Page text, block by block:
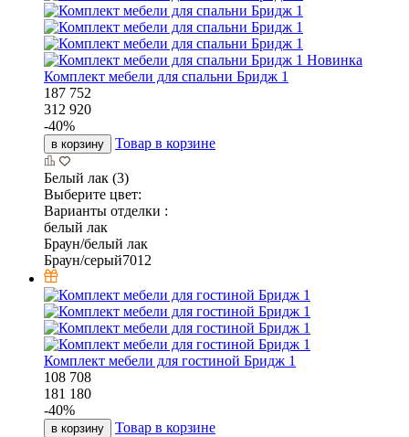
Новинка
Комплект мебели для спальни Бридж 1
187 752
312 920
-40%
в корзину Товар в корзине
Белый лак (3)
Выберите цвет:
Варианты отделки :
белый лак
Браун/белый лак
Браун/серый7012
Комплект мебели для гостиной Бридж 1
108 708
181 180
-40%
в корзину Товар в корзине